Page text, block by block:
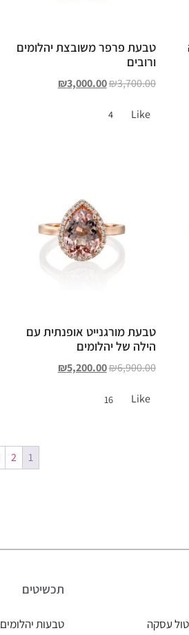
טבעת פרפר משובצת יהלומים
ורובים
₪3,700.00
₪3,000.00
Like
4
טבעת מורגנייט אופנתית עם
הילה של יהלומים
₪6,900.00
₪5,200.00
Like
16
1
2
עסקה
תכשיטים
טבעות יהלומים